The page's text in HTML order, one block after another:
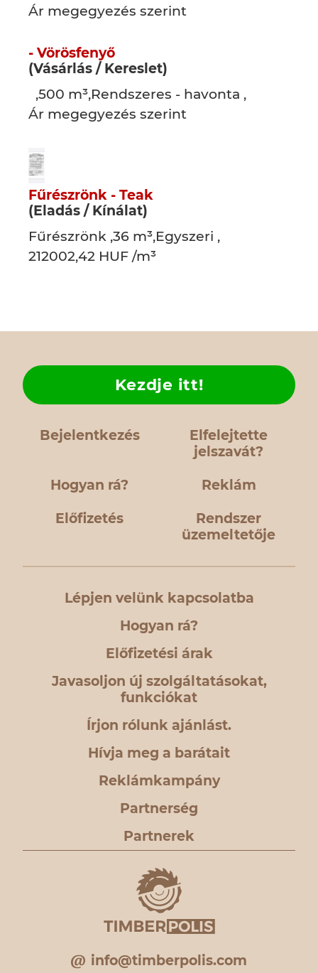
Ár megegyezés szerint
- Vörösfenyő
(Vásárlás / Kereslet)
,500 m³,Rendszeres - havonta ,
Ár megegyezés szerint
Fűrészrönk - Teak
(Eladás / Kínálat)
Fűrészrönk ,36 m³,Egyszeri ,
212002,42 HUF /m³
Bejelentkezés
Elfelejtette
jelszavát?
Hogyan rá?
Kezdje itt!
Reklám
Előfizetés
Rendszer
üzemeltetője
Lépjen velünk kapcsolatba
Hogyan rá?
Előfizetési árak
Javasoljon új szolgáltatásokat,
funkciókat
Írjon rólunk ajánlást.
Hívja meg a barátait
Reklámkampány
Partnerség
Partnerek
info@timberpolis.com